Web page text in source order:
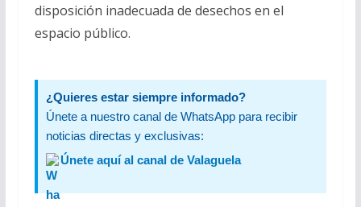
disposición inadecuada de desechos en el
espacio público.
¿Quieres estar siempre informado?
Únete a nuestro canal de WhatsApp para recibir
noticias directas y exclusivas:
Únete aquí al canal de Valaguela